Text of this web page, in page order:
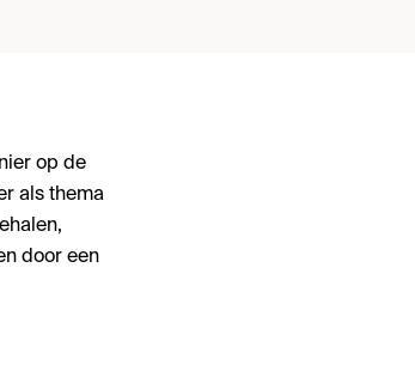
op de
als thema
door een